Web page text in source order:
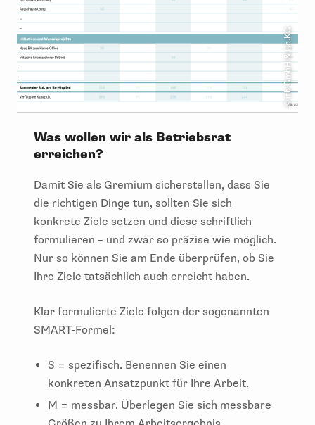
© ifb GmbH & Co.KG
Was wollen wir als Betriebsrat
erreichen?
Damit Sie als Gremium sicherstellen, dass Sie
die richtigen Dinge tun, sollten Sie sich
konkrete Ziele setzen und diese schriftlich
formulieren – und zwar so präzise wie möglich.
Nur so können Sie am Ende überprüfen, ob Sie
Ihre Ziele tatsächlich auch erreicht haben.
Klar formulierte Ziele folgen der sogenannten
SMART-Formel:
S = spezifisch. Benennen Sie einen
konkreten Ansatzpunkt für Ihre Arbeit.
M = messbar. Überlegen Sie sich messbare